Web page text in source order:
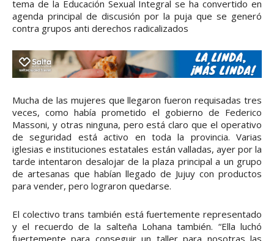
tema de la Educación Sexual Integral se ha convertido en
agenda principal de discusión por la puja que se generó
contra grupos anti derechos radicalizados
Mucha de las mujeres que llegaron fueron requisadas tres
veces, como había prometido el gobierno de Federico
Massoni, y otras ninguna, pero está claro que el operativo
de seguridad está activo en toda la provincia. Varias
iglesias e instituciones estatales están valladas, ayer por la
tarde intentaron desalojar de la plaza principal a un grupo
de artesanas que habían llegado de Jujuy con productos
para vender, pero lograron quedarse.
El colectivo trans también está fuertemente representado
y el recuerdo de la salteña Lohana también. “Ella luchó